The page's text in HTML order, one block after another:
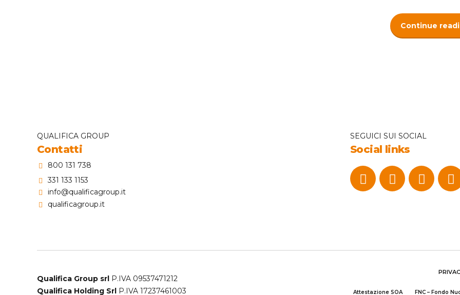
Continue
QUALIFICA GROUP
Contatti
800 131 738
331 133 1153
info@qualificagroup.it
qualificagroup.it
SEGUICI SUI SOCIAL
Social links
Qualifica Group srl P.IVA 09537471212
Qualifica Holding Srl P.IVA 17237461003 Attestazione SOA FNC – Fondo